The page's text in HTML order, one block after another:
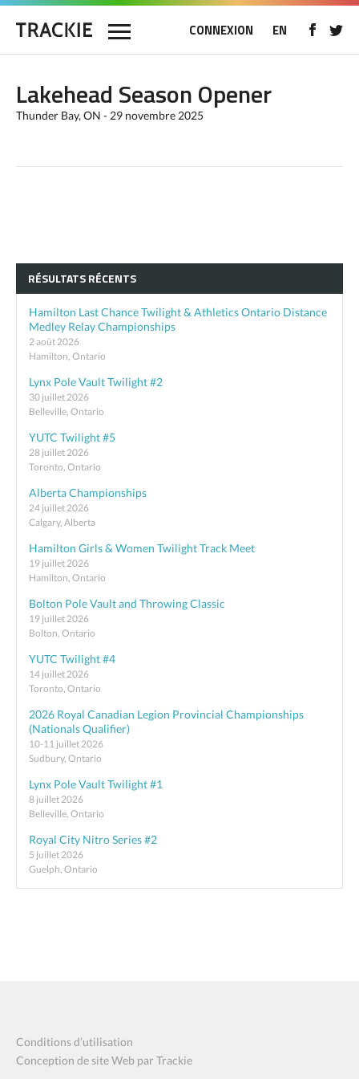
CONNEXION EN
Lakehead Season Opener
Thunder Bay, ON - 29 novembre 2025
RÉSULTATS RÉCENTS
Hamilton Last Chance Twilight & Athletics Ontario Distance
Medley Relay Championships
2 août 2026
Hamilton, Ontario
Lynx Pole Vault Twilight #2
30 juillet 2026
Belleville, Ontario
YUTC Twilight #5
28 juillet 2026
Toronto, Ontario
Alberta Championships
24 juillet 2026
Calgary, Alberta
Hamilton Girls & Women Twilight Track Meet
19 juillet 2026
Hamilton, Ontario
Bolton Pole Vault and Throwing Classic
19 juillet 2026
Bolton, Ontario
YUTC Twilight #4
14 juillet 2026
Toronto, Ontario
2026 Royal Canadian Legion Provincial Championships
(Nationals Qualifier)
10-11 juillet 2026
Sudbury, Ontario
Lynx Pole Vault Twilight #1
8 juillet 2026
Belleville, Ontario
Royal City Nitro Series #2
5 juillet 2026
Guelph, Ontario
Conditions d’utilisation
Conception de site Web par Trackie